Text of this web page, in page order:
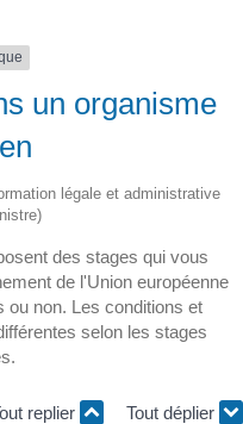
un organisme
légale et administrative
des stages qui vous
de l'Union européenne
ou non. Les conditions et
selon les stages
replier Tout déplier